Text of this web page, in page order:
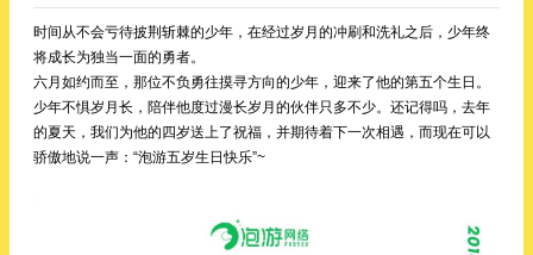
时间从不会亏待披荆斩棘的少年，在经过岁月的冲刷和洗礼之后，少年终
将成长为独当一面的勇者。
六月如约而至，那位不负勇往摸寻方向的少年，迎来了他的第五个生日。
少年不惧岁月长，陪伴他度过漫长岁月的伙伴只多不少。还记得吗，去年
的夏天，我们为他的四岁送上了祝福，并期待着下一次相遇，而现在可以
骄傲地说一声：“泡游五岁生日快乐”~